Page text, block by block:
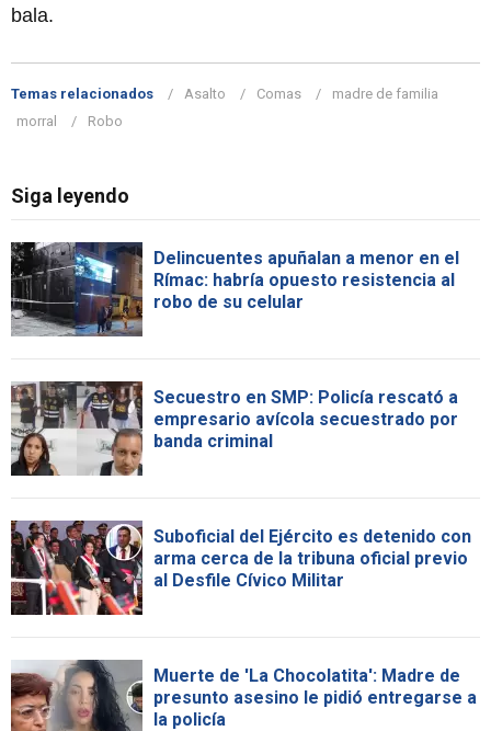
bala.
Temas relacionados Asalto Comas
madre de familia
morral
Robo
Siga leyendo
Delincuentes apuñalan a menor en el
Rímac: habría opuesto resistencia al
robo de su celular
Secuestro en SMP: Policía rescató a
empresario avícola secuestrado por
banda criminal
Suboficial del Ejército es detenido con
arma cerca de la tribuna oficial previo
al Desfile Cívico Militar
Muerte de 'La Chocolatita': Madre de
presunto asesino le pidió entregarse a
la policía